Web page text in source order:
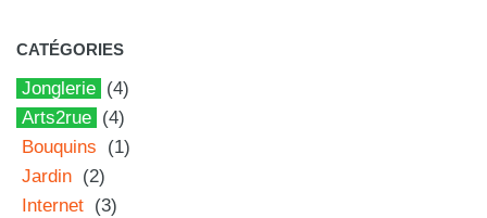
CATÉGORIES
Jonglerie (4)
Arts2rue (4)
Bouquins
(1)
Jardin (2)
Internet (3)